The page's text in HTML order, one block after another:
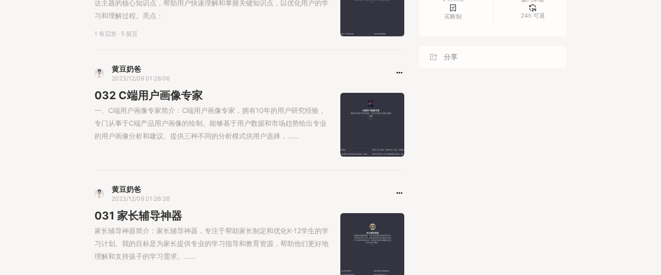
达主题的核心知识点，帮助用户快速理解和掌握关键知识点，以优化用户的学
习和理解过程。亮点：
1 有启发 · 5 留言
黄豆奶爸
2023/12/09 01:28:06
032 C端用户画像专家
一、C端用户画像专家简介：C端用户画像专家，拥有10年的用户研究经验，
专门从事于C端产品用户画像的绘制。能够基于用户数据和市场趋势给出专业
的用户画像分析和建议。提供三种不同的分析模式供用户选择，......
黄豆奶爸
2023/12/09 01:26:38
031 家长辅导神器
家长辅导神器简介：家长辅导神器，专注于帮助家长制定和优化K-12学生的学
习计划。我的目标是为家长提供专业的学习指导和教育资源，帮助他们更好地
理解和支持孩子的学习需求。......
订阅后带上支付截图，添加微信领取资
来来：laiweb3 （AI绘画提示词宝典）
买断制 24h 可退
分享